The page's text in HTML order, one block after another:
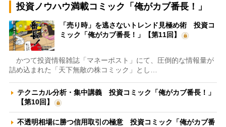
投資ノウハウ満載コミック「俺がカブ番長！」
「売り時」を逃さないトレンド見極め術 投資コ
ミック「俺がカブ番長！」【第11回】
かつて投資情報雑誌「マネーポスト」にて、圧倒的な情報量が
詰め込まれた「天下無敵の株コミック」とし…
テクニカル分析・集中講義 投資コミック「俺がカブ番長！」
【第10回】
不透明相場に勝つ信用取引の極意 投資コミック「俺がカブ番